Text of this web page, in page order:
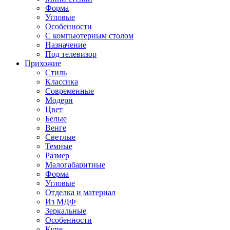
Форма
Угловые
Особенности
С компьютерным столом
Назначение
Под телевизор
Прихожие
Стиль
Классика
Современные
Модерн
Цвет
Белые
Венге
Светлые
Темные
Размер
Малогабаритные
Форма
Угловые
Отделка и материал
Из МДФ
Зеркальные
Особенности